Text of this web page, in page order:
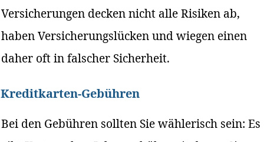
Versicherungen decken nicht alle Risiken ab,
haben Versicherungslücken und wiegen einen
daher oft in falscher Sicherheit.
Kreditkarten-Gebühren
Bei den Gebühren sollten Sie wählerisch sein: Es